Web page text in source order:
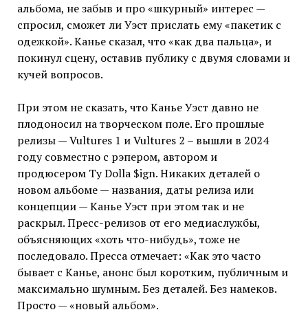
альбома, не забыв и про «шкурный» интерес —
спросил, сможет ли Уэст прислать ему «пакетик с
одежкой». Канье сказал, что «как два пальца», и
покинул сцену, оставив публику с двумя словами и
кучей вопросов.
При этом не сказать, что Канье Уэст давно не
плодоносил на творческом поле. Его прошлые
релизы — Vultures 1 и Vultures 2 – вышли в 2024
году совместно с рэпером, автором и
продюсером Ty Dolla $ign. Никаких деталей о
новом альбоме — названия, даты релиза или
концепции — Канье Уэст при этом так и не
раскрыл. Пресс-релизов от его медиаслужбы,
объясняющих «хоть что-нибудь», тоже не
последовало. Пресса отмечает: «Как это часто
бывает с Канье, анонс был коротким, публичным и
максимально шумным. Без деталей. Без намеков.
Просто — «новый альбом».